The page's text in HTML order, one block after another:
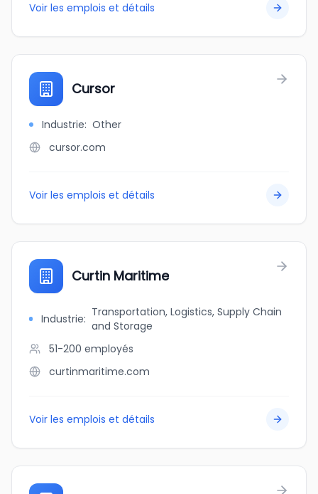
Voir les emplois et détails
Cursor
Industrie: Other
cursor.com
Voir les emplois et détails
Curtin Maritime
Industrie: Transportation, Logistics, Supply Chain
and Storage
51-200 employés
curtinmaritime.com
Voir les emplois et détails